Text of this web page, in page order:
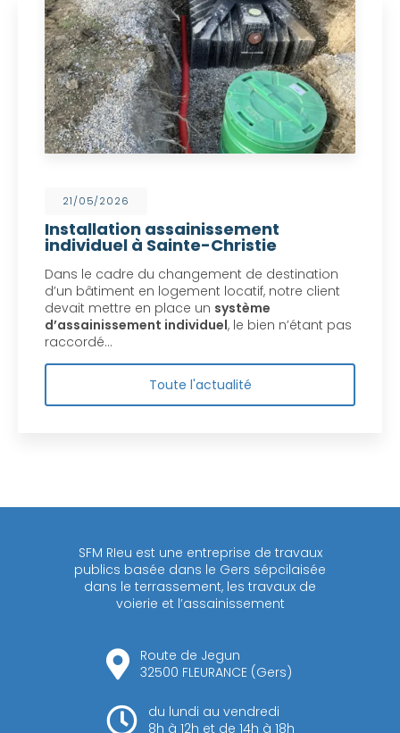
21/05/2026
Installation assainissement
individuel à Sainte-Christie
Dans le cadre du changement de destination
d’un bâtiment en logement locatif, notre client
devait mettre en place un système
d’assainissement individuel, le bien n’étant pas
raccordé…
Toute l'actualité
SFM RIeu est une entreprise de travaux
publics basée dans le Gers sépcilaisée
dans le terrassement, les travaux de
voierie et l’assainissement
Route de Jegun
32500 FLEURANCE (Gers)
du lundi au vendredi
8h à 12h et de 14h à 18h